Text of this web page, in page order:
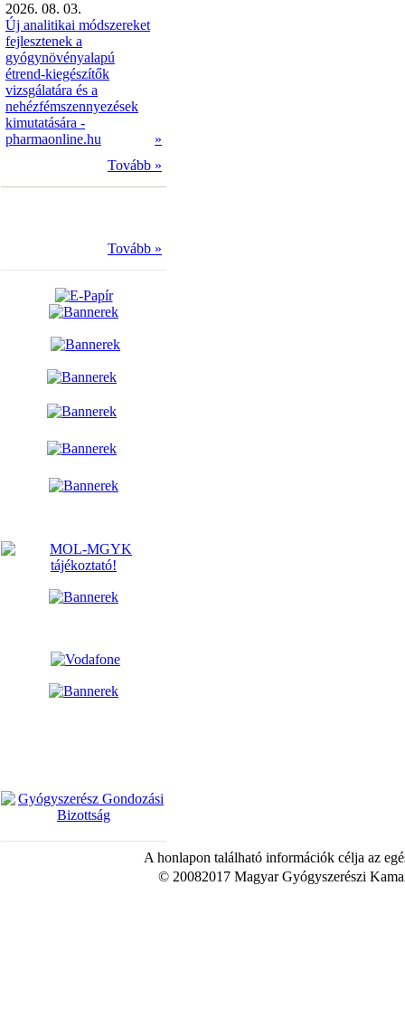
2026. 08. 03.
Új analitikai módszereket
fejlesztenek a
gyógynövényalapú
étrend-kiegészítők
vizsgálatára és a
nehézfémszennyezések
kimutatására -
pharmaonline.hu
»
Tovább »
Tovább »
A honlapon található információk célja az
© 20082017 Magyar Gyógyszerészi